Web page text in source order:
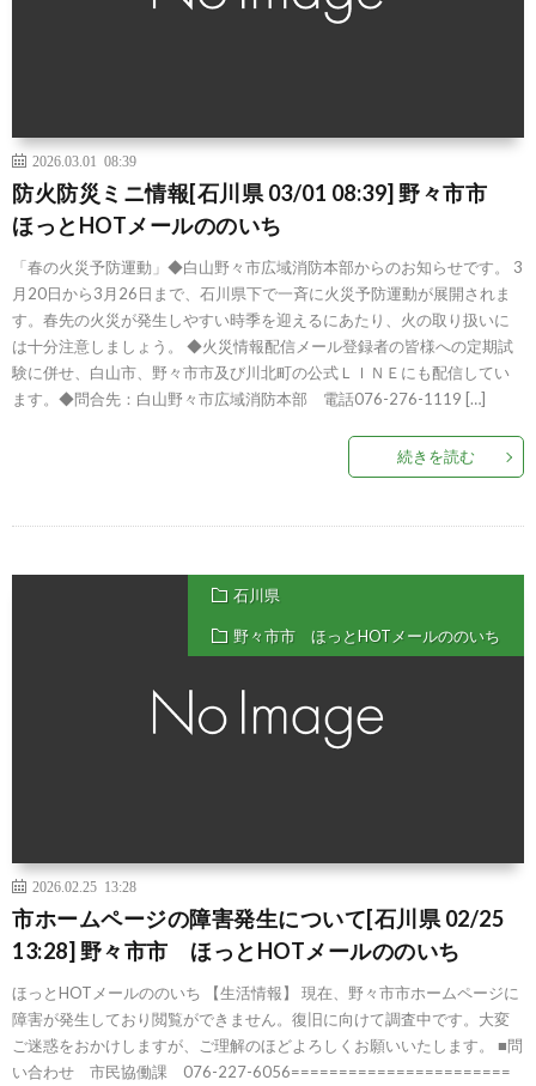
2026.03.01 08:39
防火防災ミニ情報[石川県 03/01 08:39] 野々市市
ほっとHOTメールののいち
「春の火災予防運動」◆白山野々市広域消防本部からのお知らせです。 3
月20日から3月26日まで、石川県下で一斉に火災予防運動が展開されま
す。春先の火災が発生しやすい時季を迎えるにあたり、火の取り扱いに
は十分注意しましょう。 ◆火災情報配信メール登録者の皆様への定期試
験に併せ、白山市、野々市市及び川北町の公式ＬＩＮＥにも配信してい
ます。◆問合先：白山野々市広域消防本部 電話076-276-1119 […]
続きを読む
石川県
野々市市 ほっとHOTメールののいち
2026.02.25 13:28
市ホームページの障害発生について[石川県 02/25
13:28] 野々市市 ほっとHOTメールののいち
ほっとHOTメールののいち 【生活情報】 現在、野々市市ホームページに
障害が発生しており閲覧ができません。復旧に向けて調査中です。大変
ご迷惑をおかけしますが、ご理解のほどよろしくお願いいたします。 ■問
い合わせ 市民協働課 076-227-6056=======================